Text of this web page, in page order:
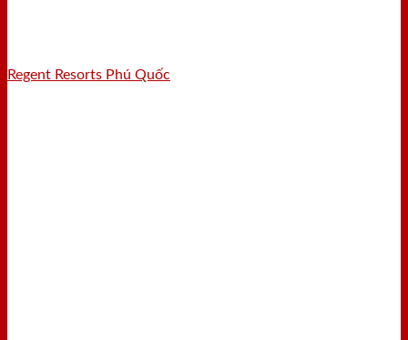
Regent Resorts Phú Quốc